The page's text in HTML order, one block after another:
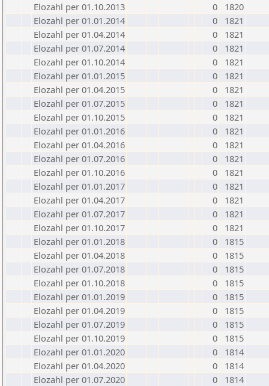
Elozahl per 01.10.2013
0
1820
Elozahl per 01.01.2014
0
1821
Elozahl per 01.04.2014
0
1821
Elozahl per 01.07.2014
0
1821
Elozahl per 01.10.2014
0
1821
Elozahl per 01.01.2015
0
1821
Elozahl per 01.04.2015
0
1821
Elozahl per 01.07.2015
0
1821
Elozahl per 01.10.2015
0
1821
Elozahl per 01.01.2016
0
1821
Elozahl per 01.04.2016
0
1821
Elozahl per 01.07.2016
0
1821
Elozahl per 01.10.2016
0
1821
Elozahl per 01.01.2017
0
1821
Elozahl per 01.04.2017
0
1821
Elozahl per 01.07.2017
0
1821
Elozahl per 01.10.2017
0
1821
Elozahl per 01.01.2018
0
1815
Elozahl per 01.04.2018
0
1815
Elozahl per 01.07.2018
0
1815
Elozahl per 01.10.2018
0
1815
Elozahl per 01.01.2019
0
1815
Elozahl per 01.04.2019
0
1815
Elozahl per 01.07.2019
0
1815
Elozahl per 01.10.2019
0
1815
Elozahl per 01.01.2020
0
1814
Elozahl per 01.04.2020
0
1814
Elozahl per 01.07.2020
0
1814